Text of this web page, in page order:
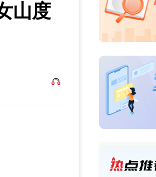
山度